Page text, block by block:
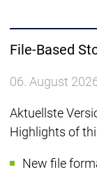
Gerätehersteller
File-Based
06. August
Aktuellste
Highlights of
New file